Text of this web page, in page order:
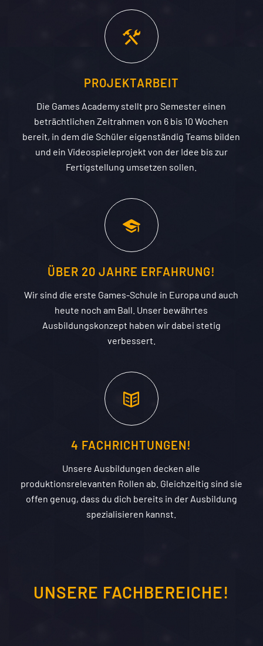
PROJEKTARBEIT
Die Games Academy stellt pro Semester einen
beträchtlichen Zeitrahmen von 6 bis 10 Wochen
bereit, in dem die Schüler eigenständig Teams bilden
und ein Videospieleprojekt von der Idee bis zur
Fertigstellung umsetzen sollen.
ÜBER 20 JAHRE ERFAHRUNG!
Wir sind die erste Games-Schule in Europa und auch
heute noch am Ball. Unser bewährtes
Ausbildungskonzept haben wir dabei stetig
verbessert.
4 FACHRICHTUNGEN!
Unsere Ausbildungen decken alle
produktionsrelevanten Rollen ab. Gleichzeitig sind sie
offen genug, dass du dich bereits in der Ausbildung
spezialisieren kannst.
UNSERE FACHBEREICHE!